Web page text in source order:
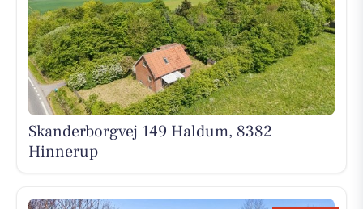
Skanderborgvej 149 Haldum, 8382
Hinnerup